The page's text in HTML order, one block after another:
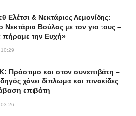
Ελέτσι & Νεκτάριος Λεμονίδης:
Νεκτάριο Βούλας με τον γιο τους –
πήραμε την Ευχή»
Πρόστιμο και στον συνεπιβάτη –
χάνει δίπλωμα και πινακίδες
επιβάτη